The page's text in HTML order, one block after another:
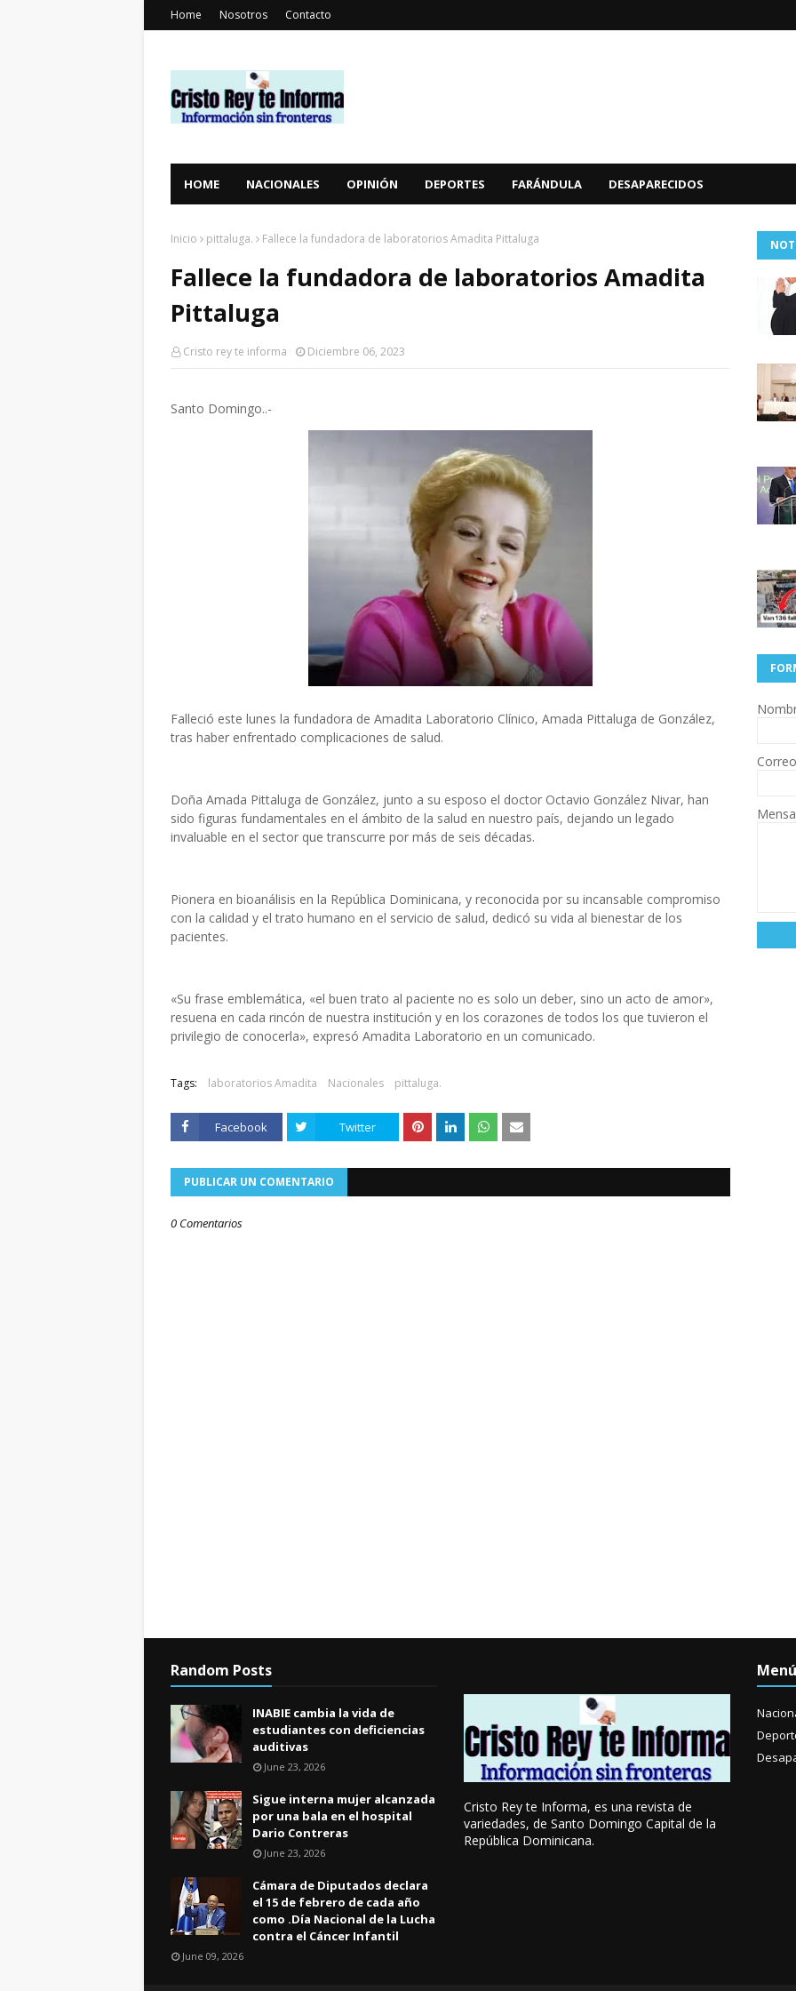
Home Nosotros Contacto
HOME NACIONALES OPINIÓN DEPORTES FARÁNDULA DESAPARECIDOS
Inicio pittaluga. Fallece la fundadora de laboratorios Amadita Pittaluga
Fallece la fundadora de laboratorios Amadita
Pittaluga
Cristo rey te informa Diciembre 06, 2023
Santo Domingo..-
Falleció este lunes la fundadora de Amadita Laboratorio Clínico, Amada Pittaluga de González,
tras haber enfrentado complicaciones de salud.
Doña Amada Pittaluga de González, junto a su esposo el doctor Octavio González Nivar, han
sido figuras fundamentales en el ámbito de la salud en nuestro país, dejando un legado
invaluable en el sector que transcurre por más de seis décadas.
Pionera en bioanálisis en la República Dominicana, y reconocida por su incansable compromiso
con la calidad y el trato humano en el servicio de salud, dedicó su vida al bienestar de los
pacientes.
«Su frase emblemática, «el buen trato al paciente no es solo un deber, sino un acto de amor»,
resuena en cada rincón de nuestra institución y en los corazones de todos los que tuvieron el
privilegio de conocerla», expresó Amadita Laboratorio en un comunicado.
Tags: laboratorios Amadita Nacionales pittaluga.
Facebook Twitter
PUBLICAR UN COMENTARIO
0 Comentarios
Random Posts
INABIE cambia la vida de
estudiantes con deficiencias
auditivas
June 23, 2026
Sigue interna mujer alcanzada
por una bala en el hospital
Dario Contreras
June 23, 2026
Cámara de Diputados declara
el 15 de febrero de cada año
como .Día Nacional de la Lucha
contra el Cáncer Infantil
June 09, 2026
Cristo Rey te Informa, es una revista de
variedades, de Santo Domingo Capital de la
República Dominicana.
Menú